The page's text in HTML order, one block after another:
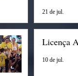
21 de jul.
Licença
10 de jul.